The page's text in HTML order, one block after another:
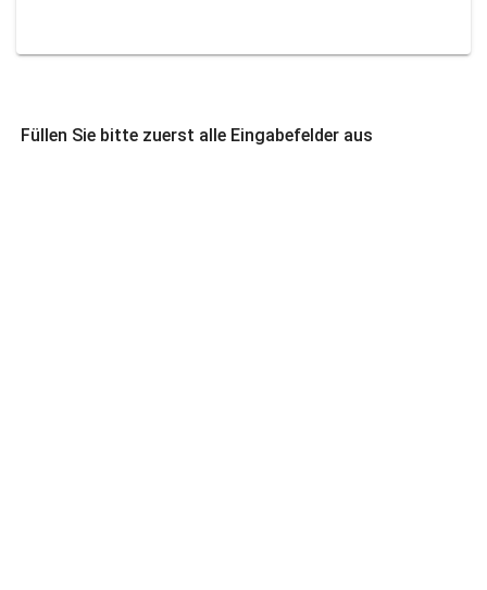
Füllen Sie bitte zuerst alle Eingabefelder aus